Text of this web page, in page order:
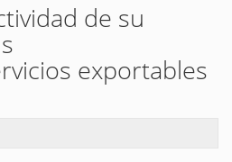
de su
exportables